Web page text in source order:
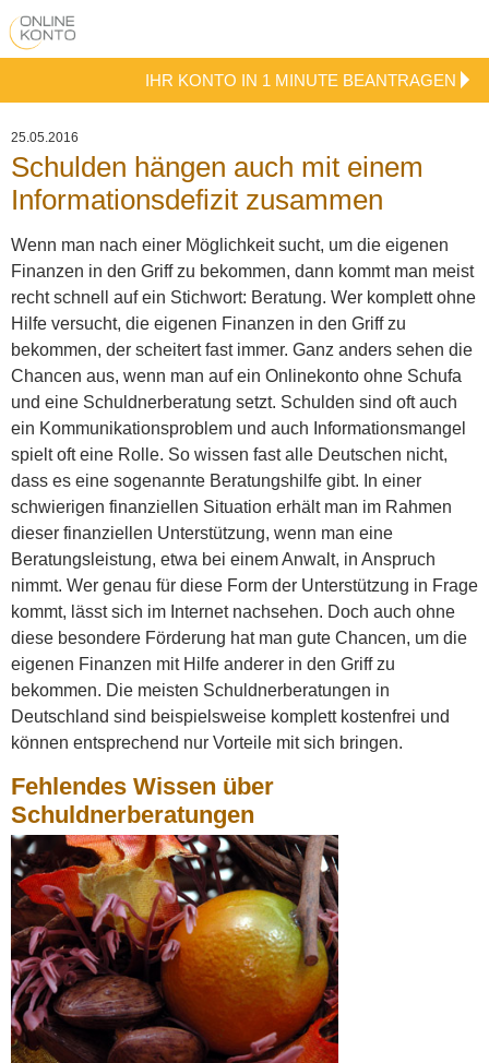
IHR KONTO IN 1 MINUTE BEANTRAGEN
25.05.2016
Schulden hängen auch mit einem
Informationsdefizit zusammen
Wenn man nach einer Möglichkeit sucht, um die eigenen
Finanzen in den Griff zu bekommen, dann kommt man meist
recht schnell auf ein Stichwort: Beratung. Wer komplett ohne
Hilfe versucht, die eigenen Finanzen in den Griff zu
bekommen, der scheitert fast immer. Ganz anders sehen die
Chancen aus, wenn man auf ein Onlinekonto ohne Schufa
und eine Schuldnerberatung setzt. Schulden sind oft auch
ein Kommunikationsproblem und auch Informationsmangel
spielt oft eine Rolle. So wissen fast alle Deutschen nicht,
dass es eine sogenannte Beratungshilfe gibt. In einer
schwierigen finanziellen Situation erhält man im Rahmen
dieser finanziellen Unterstützung, wenn man eine
Beratungsleistung, etwa bei einem Anwalt, in Anspruch
nimmt. Wer genau für diese Form der Unterstützung in Frage
kommt, lässt sich im Internet nachsehen. Doch auch ohne
diese besondere Förderung hat man gute Chancen, um die
eigenen Finanzen mit Hilfe anderer in den Griff zu
bekommen. Die meisten Schuldnerberatungen in
Deutschland sind beispielsweise komplett kostenfrei und
können entsprechend nur Vorteile mit sich bringen.
Fehlendes Wissen über
Schuldnerberatungen